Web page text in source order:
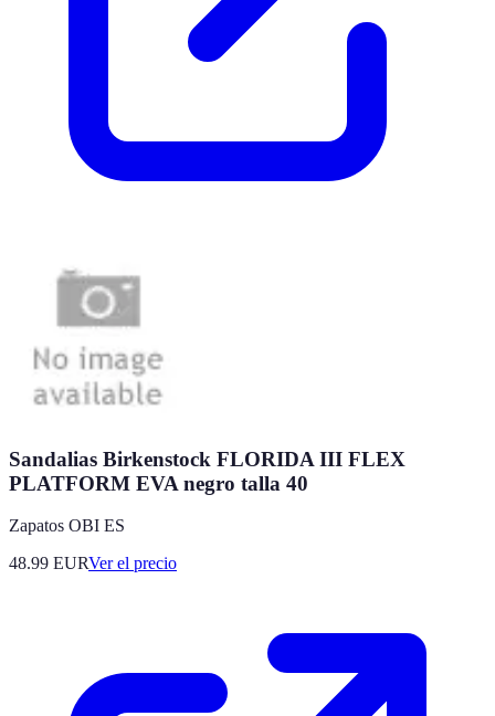
Sandalias Birkenstock FLORIDA III FLEX
PLATFORM EVA negro talla 40
Zapatos OBI ES
48.99 EURVer el precio